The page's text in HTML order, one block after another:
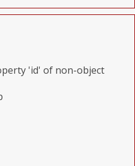
'id' of non-object